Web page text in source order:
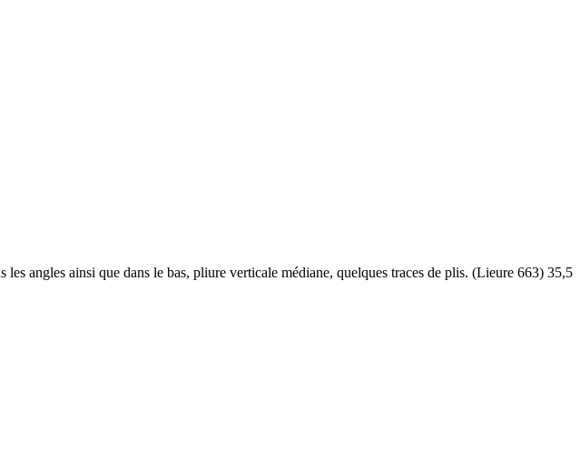
angles ainsi que dans le bas, pliure verticale médiane, quelques traces de plis. (Lieure 663) 35,5